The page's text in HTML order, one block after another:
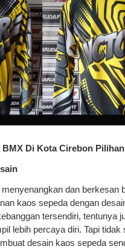
BMX Di Kota Cirebon
dan berkesan
kaos sepeda dengan
tersendiri, tentunya
lebih percaya diri. Tapi tidak
desain kaos sepeda